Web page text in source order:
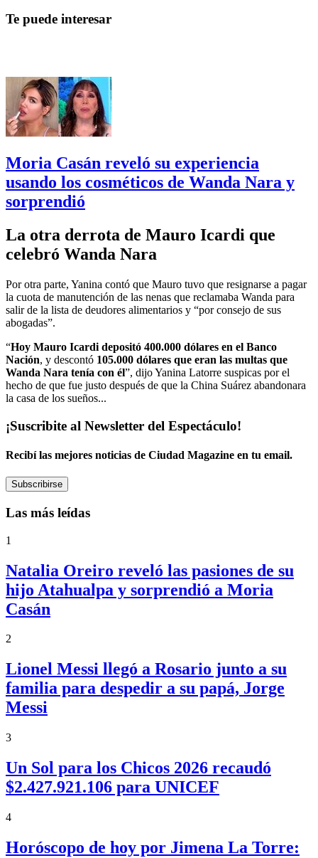
Te puede interesar
Moria Casán reveló su experiencia
usando los cosméticos de Wanda Nara y
sorprendió
La otra derrota de Mauro Icardi que
celebró Wanda Nara
Por otra parte, Yanina contó que Mauro tuvo que resignarse a pagar
la cuota de manutención de las nenas que reclamaba Wanda para
salir de la lista de deudores alimentarios y “por consejo de sus
abogadas”.
“Hoy Mauro Icardi depositó 400.000 dólares en el Banco
Nación, y descontó 105.000 dólares que eran las multas que
Wanda Nara tenía con él”, dijo Yanina Latorre suspicas por el
hecho de que fue justo después de que la China Suárez abandonara
la casa de los sueños...
¡Suscribite al Newsletter del Espectáculo!
Recibí las mejores noticias de Ciudad Magazine en tu email.
Subscribirse
Las más leídas
1
Natalia Oreiro reveló las pasiones de su
hijo Atahualpa y sorprendió a Moria
Casán
2
Lionel Messi llegó a Rosario junto a su
familia para despedir a su papá, Jorge
Messi
3
Un Sol para los Chicos 2026 recaudó
$2.427.921.106 para UNICEF
4
Horóscopo de hoy por Jimena La Torre: